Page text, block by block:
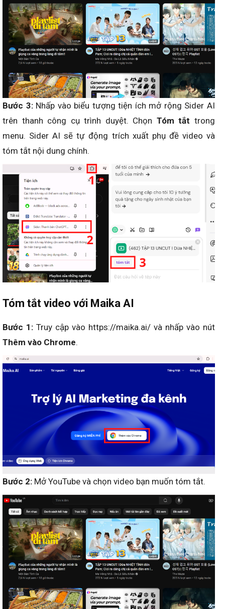
Bước 3:Nhấp vào biểu tượng tiện ích mở rộng Sider AI
trên thanh công cụ trình duyệt. Chọn Tóm tắt trong
menu. Sider AI sẽ tự động trích xuất phụ đề video và
tóm tắt nội dung chính.
Tóm tắt video với Maika AI
Bước 1: Truy cập vào https://maika.ai/ và nhấp vào nút
Thêm vào Chrome.
Bước 2: Mở YouTube và chọn video bạn muốn tóm tắt.